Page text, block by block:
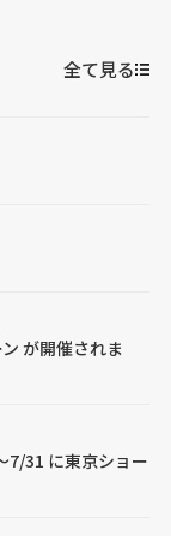
全て見る
が開催されま
7/31 に東京ショー